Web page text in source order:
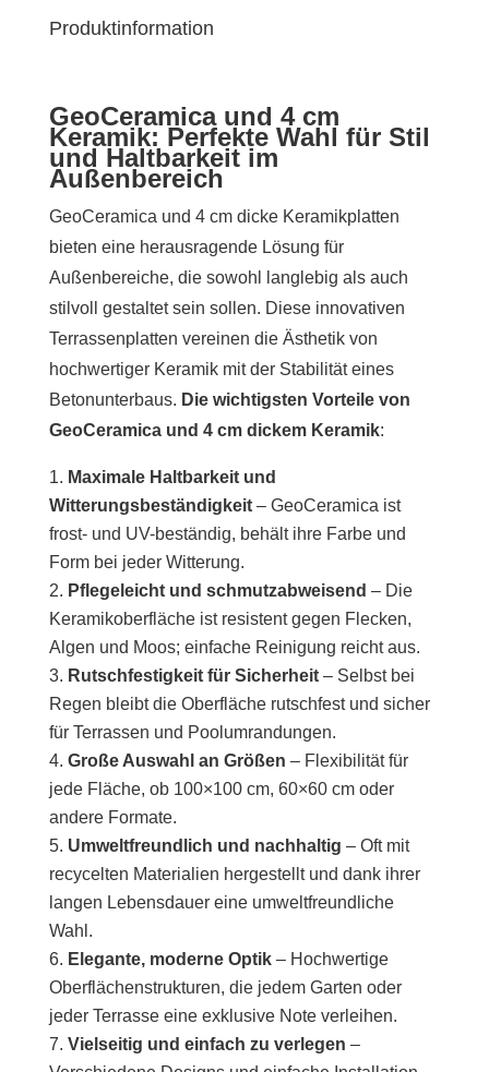
Produktinformation
GeoCeramica und 4 cm
Keramik: Perfekte Wahl für Stil
und Haltbarkeit im
Außenbereich
GeoCeramica und 4 cm dicke Keramikplatten
bieten eine herausragende Lösung für
Außenbereiche, die sowohl langlebig als auch
stilvoll gestaltet sein sollen. Diese innovativen
Terrassenplatten vereinen die Ästhetik von
hochwertiger Keramik mit der Stabilität eines
Betonunterbaus. Die wichtigsten Vorteile von
GeoCeramica und 4 cm dickem Keramik:
Maximale Haltbarkeit und
Witterungsbeständigkeit– GeoCeramica ist
frost- und UV-beständig, behält ihre Farbe und
Form bei jeder Witterung.
Pflegeleicht und schmutzabweisend – Die
Keramikoberfläche ist resistent gegen Flecken,
Algen und Moos; einfache Reinigung reicht aus.
Rutschfestigkeit für Sicherheit– Selbst bei
Regen bleibt die Oberfläche rutschfest und sicher
für Terrassen und Poolumrandungen.
Große Auswahl an Größen – Flexibilität für
jede Fläche, ob 100×100 cm, 60×60 cm oder
andere Formate.
Umweltfreundlich und nachhaltig – Oft mit
recycelten Materialien hergestellt und dank ihrer
langen Lebensdauer eine umweltfreundliche
Wahl.
Elegante, moderne Optik– Hochwertige
Oberflächenstrukturen, die jedem Garten oder
jeder Terrasse eine exklusive Note verleihen.
Vielseitig und einfach zu verlegen –